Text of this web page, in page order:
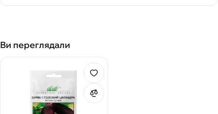
Ви переглядали